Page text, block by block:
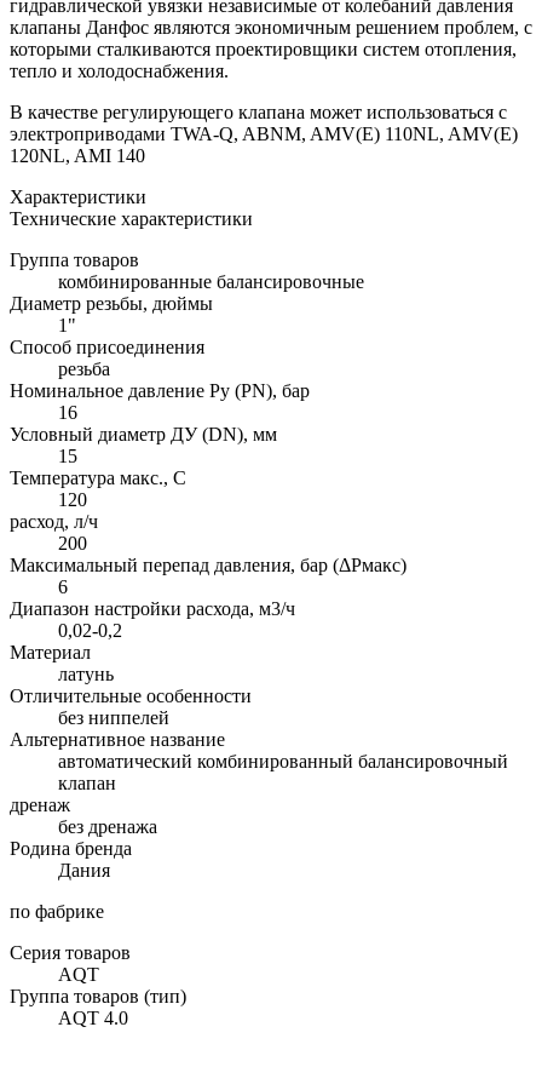
гидравлической увязки независимые от колебаний давления
клапаны Данфос являются экономичным решением проблем, с
которыми сталкиваются проектировщики систем отопления,
тепло и холодоснабжения.
В качестве регулирующего клапана может использоваться с
электроприводами TWA-Q, ABNM, AMV(E) 110NL, AMV(E)
120NL, AMI 140
Характеристики
Технические характеристики
Группа товаров
комбинированные балансировочные
Диаметр резьбы, дюймы
1"
Способ присоединения
резьба
Номинальное давление Ру (PN), бар
16
Условный диаметр ДУ (DN), мм
15
Температура макс., С
120
расход, л/ч
200
Максимальный перепад давления, бар (ΔPмакс)
6
Диапазон настройки расхода, м3/ч
0,02-0,2
Материал
латунь
Отличительные особенности
без ниппелей
Альтернативное название
автоматический комбинированный балансировочный
клапан
дренаж
без дренажа
Родина бренда
Дания
по фабрике
Серия товаров
AQT
Группа товаров (тип)
AQT 4.0